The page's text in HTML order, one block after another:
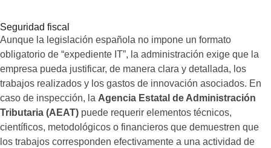
Seguridad fiscal
Aunque la legislación española no impone un formato
obligatorio de “expediente IT”, la administración exige que la
empresa pueda justificar, de manera clara y detallada, los
trabajos realizados y los gastos de innovación asociados. En
caso de inspección, la Agencia Estatal de Administración
Tributaria (AEAT) puede requerir elementos técnicos,
científicos, metodológicos o financieros que demuestren que
los trabajos corresponden efectivamente a una actividad de